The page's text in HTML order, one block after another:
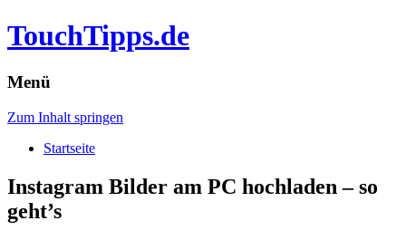
TouchTipps.de
Menü
Zum Inhalt springen
Startseite
Instagram Bilder am PC hochladen – so
geht’s